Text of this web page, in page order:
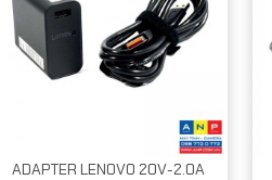
ADAPTER LENOVO 20V-2.0A